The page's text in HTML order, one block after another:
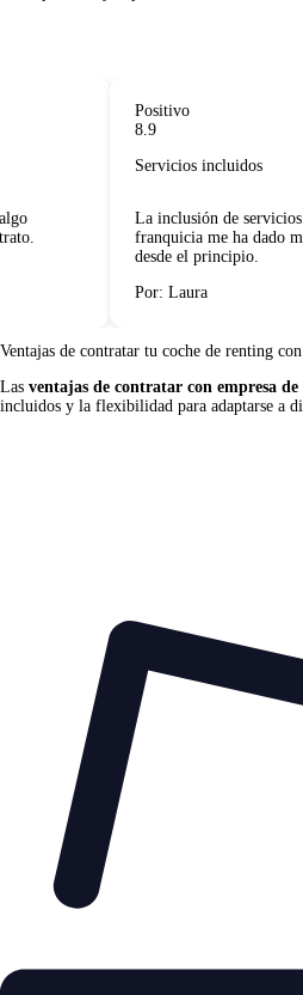
Positivo
8.9
Servicios incluidos
La inclusión de servicios
franquicia me ha dado
desde el principio.
Por: Laura
Ventajas de contratar tu coche de renting
Las ventajas de contratar con empresa
incluidos y la flexibilidad para adaptarse a